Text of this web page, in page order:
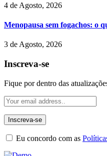
4 de Agosto, 2026
Menopausa sem fogachos: o
3 de Agosto, 2026
Inscreva-se
Fique por dentro das
Eu concordo com as